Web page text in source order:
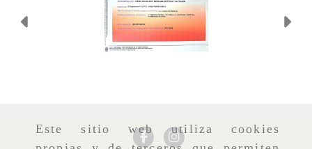
Este sitio web utiliza cookies